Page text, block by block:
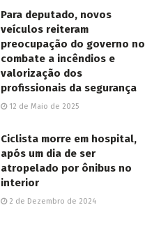
Para deputado, novos
veículos reiteram
preocupação do governo no
combate a incêndios e
valorização dos
profissionais da segurança
12 de Maio de 2025
Ciclista morre em hospital,
após um dia de ser
atropelado por ônibus no
interior
2 de Dezembro de 2024